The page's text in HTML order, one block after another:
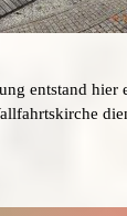
entstand